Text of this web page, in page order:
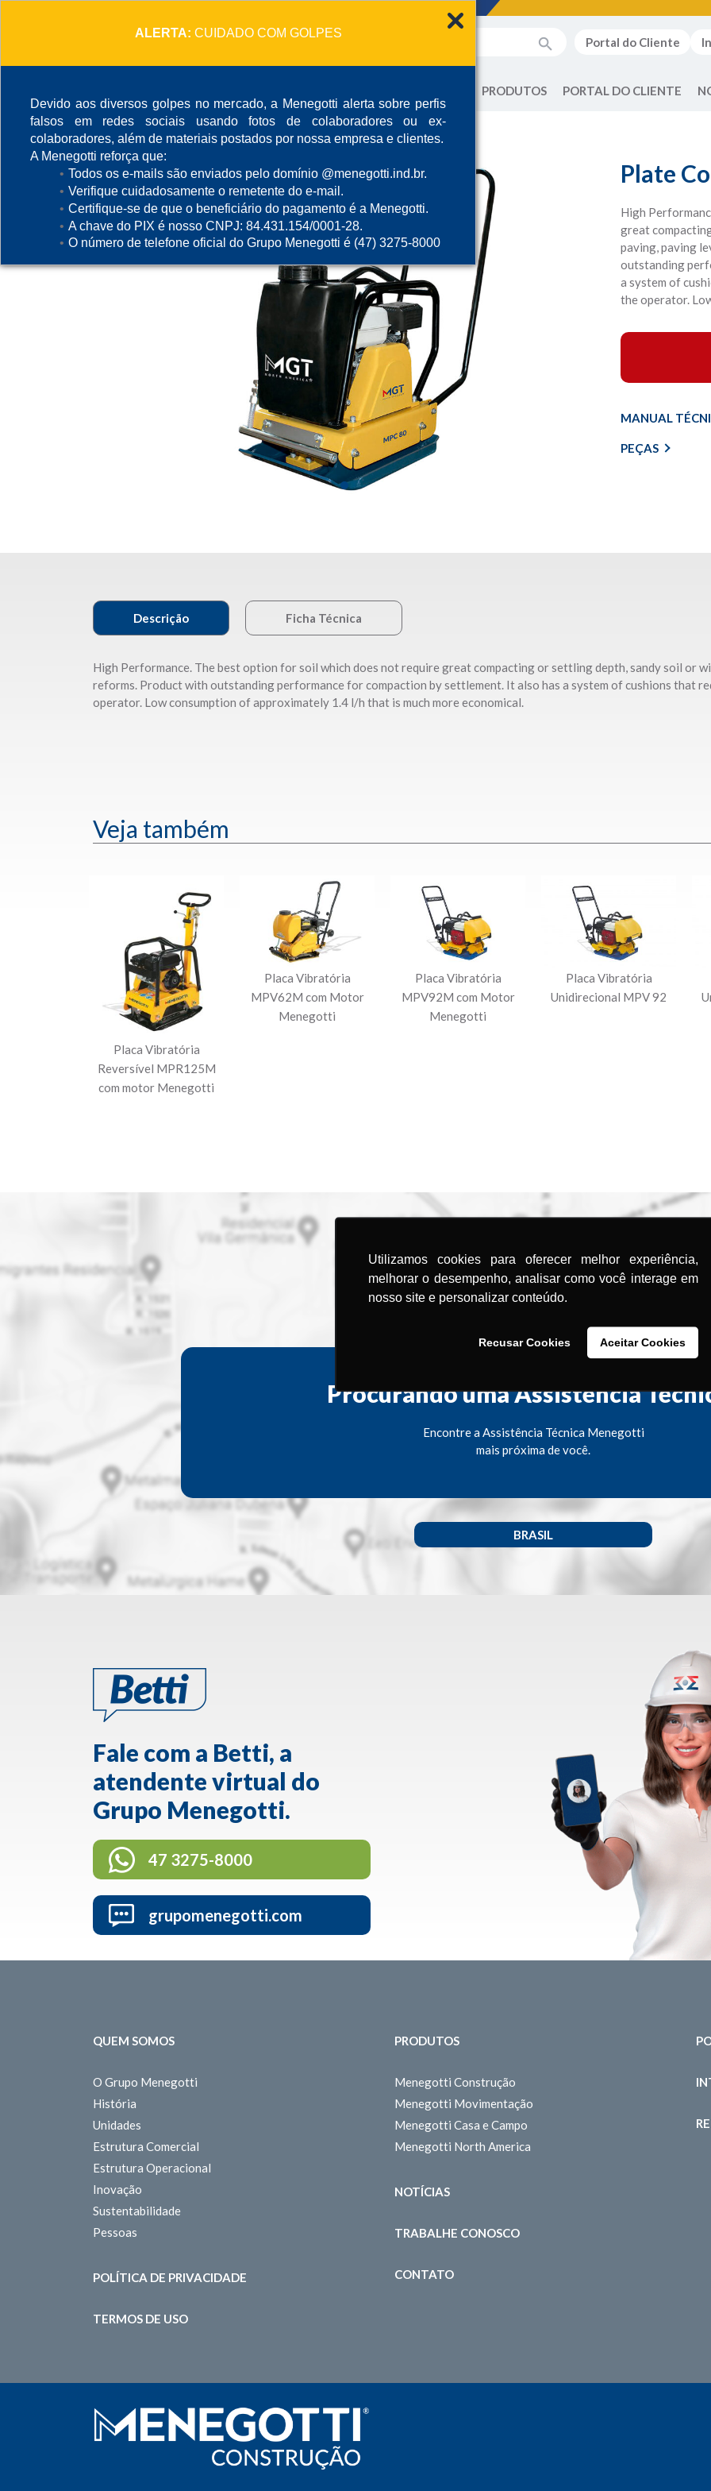
ALERTA: CUIDADO COM GOLPES
Devido aos diversos golpes no mercado, a Menegotti alerta sobre perfis
falsos em redes sociais usando fotos de colaboradores ou ex-
colaboradores, além de materiais postados por nossa empresa e clientes.
A Menegotti reforça que:
Todos os e-mails são enviados pelo domínio @menegotti.ind.br.
Verifique cuidadosamente o remetente do e-mail.
Certifique-se de que o beneficiário do pagamento é a Menegotti.
A chave do PIX é nosso CNPJ: 84.431.154/0001-28.
O número de telefone oficial do Grupo Menegotti é (47) 3275-8000
Utilizamos cookies para oferecer melhor experiência,
melhorar o desempenho, analisar como você interage em
nosso site e personalizar conteúdo.
Recusar Cookies Aceitar Cookies
Portal do Cliente
PRODUTOS PORTAL DO CLIENTE
Plate
High
great
paving, paving
outstanding
a system of
the operator.
MANUAL
PEÇAS
Descrição Ficha Técnica
High Performance. The best option for soil which does not require great compacting or settling depth, sandy soil or
reforms. Product with outstanding performance for compaction by settlement. It also has a system of cushions that
operator. Low consumption of approximately 1.4 l/h that is much more economical.
Veja também
Placa Vibratória
Reversível MPR125M
com motor Menegotti
Placa Vibratória
MPV62M com Motor
Menegotti
Placa Vibratória
MPV92M com Motor
Menegotti
Placa Vibratória
Unidirecional MPV 92
Procurando uma Assistência
Encontre a Assistência Técnica Menegotti
mais próxima de você.
BRASIL
Fale com a Betti, a
atendente virtual do
Grupo Menegotti.
47 3275-8000
grupomenegotti.com
QUEM SOMOS
O Grupo Menegotti
História
Unidades
Estrutura Comercial
Estrutura Operacional
Inovação
Sustentabilidade
Pessoas
POLÍTICA DE PRIVACIDADE
TERMOS DE USO
PRODUTOS
Menegotti Construção
Menegotti Movimentação
Menegotti Casa e Campo
Menegotti North America
NOTÍCIAS
TRABALHE CONOSCO
CONTATO